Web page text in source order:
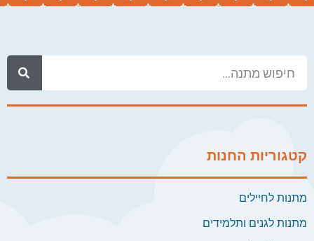
קטגוריות החנות
מתנות לחיילים
מתנות לגנים ותלמידים